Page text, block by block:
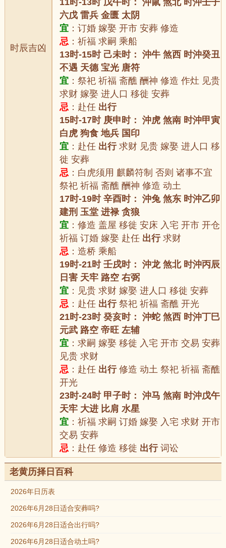
时辰吉凶
11时-13时 戊午时： 沖鼠 煞北 时沖壬子
六戊 雷兵 金匮 太阴
宜 ：订婚 嫁娶 开市 安葬 修造
忌 ：祈福 求嗣 乘船
13时-15时 己未时： 沖牛 煞西 时沖癸丑
不遇 天德 宝光 唐符
宜 ：祭祀 祈福 斋醮 酬神 修造 作灶 见贵
求财 嫁娶 进人口 移徙 安葬
忌 ：赴任 出行
15时-17时 庚申时： 沖虎 煞南 时沖甲寅
白虎 狗食 地兵 国印
宜 ：赴任 出行求财 见贵 嫁娶 进人口 移
徙 安葬
忌 ：白虎须用 麒麟符制 否则 诸事不宜
祭祀 祈福 斋醮 酬神 修造 动土
17时-19时 辛酉时： 沖兔 煞东 时沖乙卯
建刑 玉堂 进禄 贪狼
宜 ：修造 盖屋 移徙 安床 入宅 开市 开仓
祈福 订婚 嫁娶 赴任 出行求财
忌 ：造桥 乘船
19时-21时 壬戌时： 沖龙 煞北 时沖丙辰
日害 天牢 路空 右弼
宜 ：见贵 求财 嫁娶 进人口 移徙 安葬
忌 ：赴任 出行祭祀 祈福 斋醮 开光
21时-23时 癸亥时： 沖蛇 煞西 时沖丁巳
元武 路空 帝旺 左辅
宜 ：求嗣 嫁娶 移徙 入宅 开市 交易 安葬
见贵 求财
忌 ：赴任 出行修造 动土 祭祀 祈福 斋醮
开光
23时-24时 甲子时： 沖马 煞南 时沖戊午
天牢 大进 比肩 水星
宜 ：祈福 求嗣 订婚 嫁娶 入宅 求财 开市
交易 安葬
忌 ：赴任 修造 移徙 出行词讼
老黄历择日百科
2026年日历表
2026年6月28日适合安葬吗?
2026年6月28日适合出行吗?
2026年6月28日适合动土吗?